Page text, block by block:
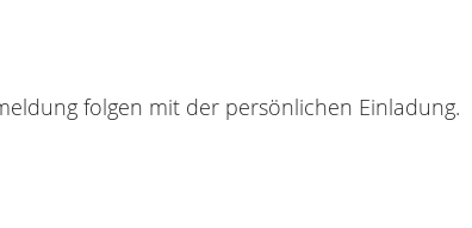
folgen mit der persönlichen Einladung.